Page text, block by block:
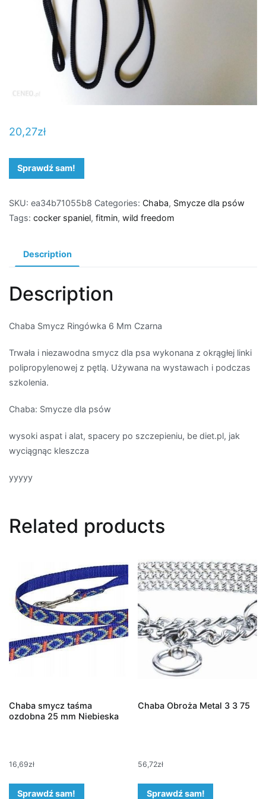
20,27zł
Sprawdź sam!
SKU: ea34b71055b8 Categories: Chaba, Smycze dla psów
Tags: cocker spaniel, fitmin, wild freedom
Description
Description
Chaba Smycz Ringówka 6 Mm Czarna
Trwała i niezawodna smycz dla psa wykonana z okrągłej linki
polipropylenowej z pętlą. Używana na wystawach i podczas
szkolenia.
Chaba: Smycze dla psów
wysoki aspat i alat, spacery po szczepieniu, be diet.pl, jak
wyciągnąc kleszcza
yyyyy
Related products
Chaba smycz taśma
ozdobna 25 mm Niebieska
16,69zł
Sprawdź sam!
Chaba Obroża Metal 3 3 75
56,72zł
Sprawdź sam!